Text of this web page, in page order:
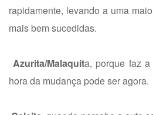
rapidamente, levando a uma
mais bem sucedidas.
Azurita/Malaquita, porque faz
hora da mudança pode ser agora.